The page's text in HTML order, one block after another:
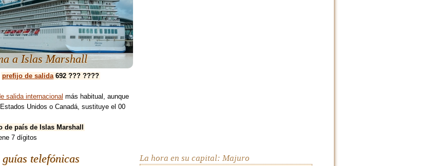
La hora en su capital: Majuro
a Islas Marshall
prefijo de salida 692 ??? ????
salida internacional más habitual, aunque
Unidos o Canadá, sustituye el 00
de país de Islas Marshall
7 dígitos
telefónicas